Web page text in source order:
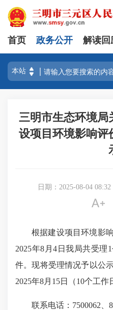
首页 政务公开 解读回
三明市生态环境局
设项目环境影响评
日期：2025-08-04 08:32

根据建设项目环境影
2025年8月4日我局共受理
件。现将受理情况予以公
2025年8月15日（10个工作
联系电话：7500062、